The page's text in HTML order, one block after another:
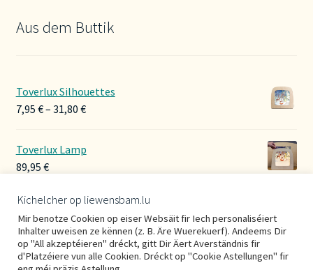
Aus dem Buttik
Toverlux Silhouettes
7,95 €– 31,80 €Preisspanne:
Toverlux Lamp
89,95 €
Hoerbänner Wollwalk
29,00€
Kichelcher op liewensbam.lu
Mir benotze Cookien op eiser Websäit fir Iech personaliséiert
Inhalter uweisen ze kënnen (z. B. Äre Wuerekuerf). Andeems Dir
op "All akzeptéieren" dréckt, gitt Dir Äert Averständnis fir
d'Platzéiere vun alle Cookien. Dréckt op "Cookie Astellungen" fir